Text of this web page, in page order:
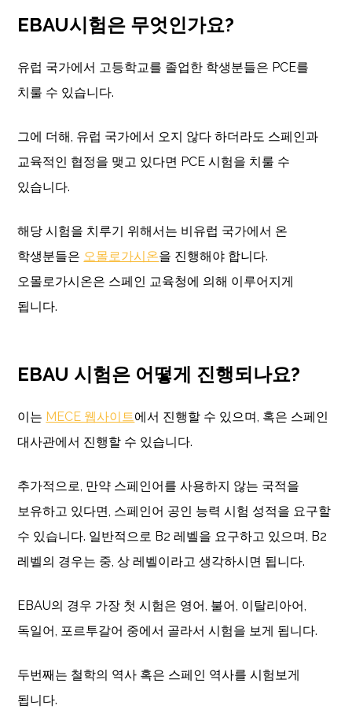
EBAU시험은 무엇인가요?
유럽 국가에서 고등학교를 졸업한 학생분들은 PCE를
치룰 수 있습니다.
그에 더해, 유럽 국가에서 오지 않다 하더라도 스페인과
교육적인 협정을 맺고 있다면 PCE 시험을 치룰 수
있습니다.
해당 시험을 치루기 위해서는 비유럽 국가에서 온
학생분들은 오몰로가시온을 진행해야 합니다.
오몰로가시온은 스페인 교육청에 의해 이루어지게
됩니다.
EBAU 시험은 어떻게 진행되나요?
이는 MECE 웹사이트에서 진행할 수 있으며, 혹은 스페인
대사관에서 진행할 수 있습니다.
추가적으로, 만약 스페인어를 사용하지 않는 국적을
보유하고 있다면, 스페인어 공인 능력 시험 성적을 요구할
수 있습니다. 일반적으로 B2 레벨을 요구하고 있으며, B2
레벨의 경우는 중, 상 레벨이라고 생각하시면 됩니다.
EBAU의 경우 가장 첫 시험은 영어, 불어, 이탈리아어,
독일어, 포르투갈어 중에서 골라서 시험을 보게 됩니다.
두번째는 철학의 역사 혹은 스페인 역사를 시험보게
됩니다.